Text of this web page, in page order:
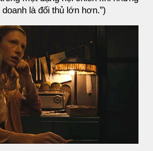
là đối thủ lớn hơn.”)